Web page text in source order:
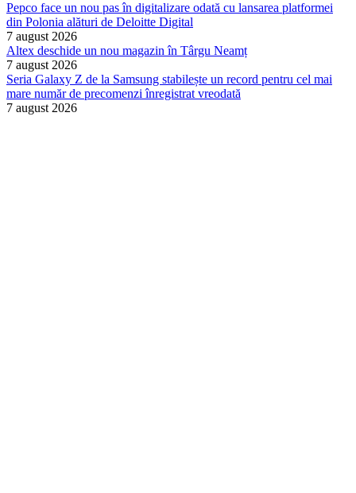
Pepco face un nou pas în digitalizare odată cu lansarea platformei
din Polonia alături de Deloitte Digital
7 august 2026
Altex deschide un nou magazin în Târgu Neamț
7 august 2026
Seria Galaxy Z de la Samsung stabilește un record pentru cel mai
mare număr de precomenzi înregistrat vreodată
7 august 2026